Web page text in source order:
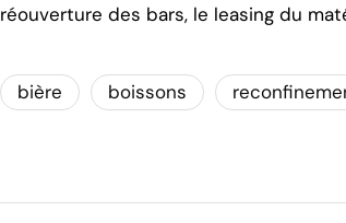
réouverture des bars, le leasing du
bière boissons